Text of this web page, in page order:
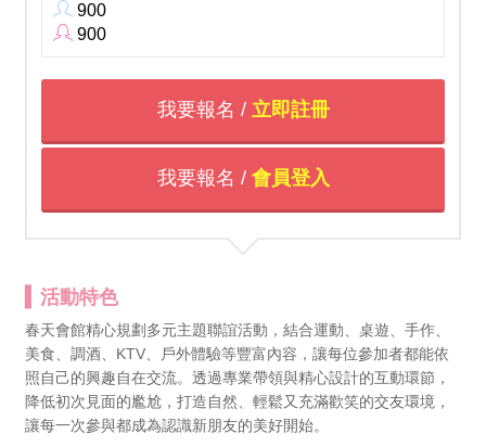
900
900
我要報名 / 立即註冊
我要報名 / 會員登入
活動特色
春天會館精心規劃多元主題聯誼活動，結合運動、桌遊、手作、
美食、調酒、KTV、戶外體驗等豐富內容，讓每位參加者都能依
照自己的興趣自在交流。透過專業帶領與精心設計的互動環節，
降低初次見面的尷尬，打造自然、輕鬆又充滿歡笑的交友環境，
讓每一次參與都成為認識新朋友的美好開始。